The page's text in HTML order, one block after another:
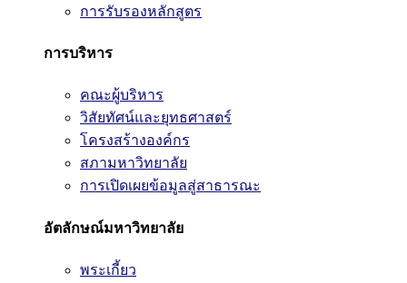
การรับรองหลักสูตร
การบริหาร
คณะผู้บริหาร
วิสัยทัศน์และยุทธศาสตร์
โครงสร้างองค์กร
สภามหาวิทยาลัย
การเปิดเผยข้อมูลสู่สาธารณะ
อัตลักษณ์มหาวิทยาลัย
พระเกี้ยว